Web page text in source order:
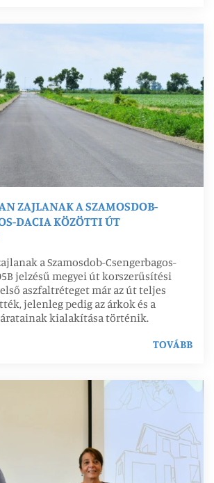
ZAJLANAK A SZAMOSDOB-
DACIA KÖZÖTTI ÚT
a Szamosdob-Csengerbagos-
jelzésű megyei út korszerűsítési
aszfaltréteget már az út teljes
jelenleg pedig az árkok és a
kialakítása történik.
TOVÁBB